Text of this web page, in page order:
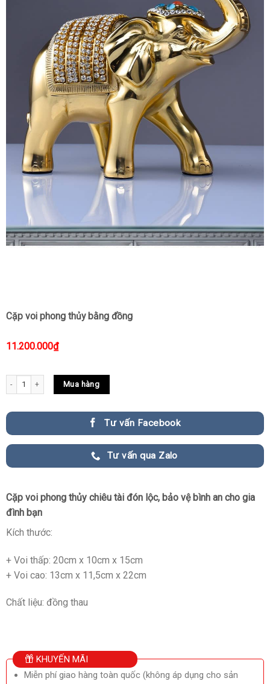
Cặp voi phong thủy bằng đồng
11.200.000₫
Cặp voi phong thủy bằng đồng quantity
Mua hàng
Tư vấn Facebook
Tư vấn qua Zalo
Cặp voi phong thủy chiêu tài đón lộc, bảo vệ bình an cho gia
đình bạn
Kích thước:
+ Voi thấp: 20cm x 10cm x 15cm
+ Voi cao: 13cm x 11,5cm x 22cm
Chất liệu: đồng thau
KHUYẾN MÃI
Miễn phí giao hàng toàn quốc (không áp dụng cho sản